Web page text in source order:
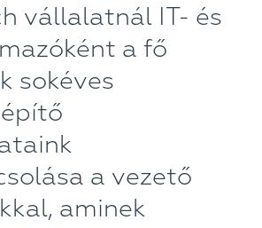
vállalatnál IT- és
a fő
sokéves
a vezető
aminek